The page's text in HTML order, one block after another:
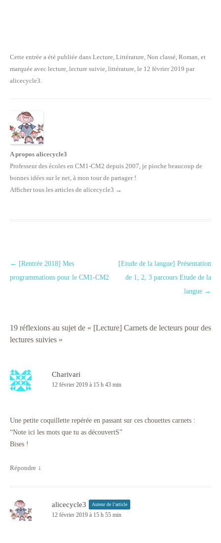
Cette entrée a été publiée dans Lecture, Littérature, Non classé, Roman, et
marquée avec lecture, lecture suivie, littérature, le 12 février 2019 par
alicecycle3.
A propos alicecycle3
Professeur des écoles en CM1-CM2 depuis 2007, je pioche beaucoup de
bonnes idées sur le net, à mon tour de partager !
Afficher tous les articles de alicecycle3 →
Navigation des articles
← [Rentrée 2018] Mes
programmations pour le CM1-CM2
[Etude de la langue] Présentation
de 1, 2, 3 parcours Etude de la
langue →
19 réflexions au sujet de « [Lecture] Carnets de lecteurs pour des
lectures suivies »
Charivari
12 février 2019 à 15 h 43 min
Une petite coquillette repérée en passant sur ces chouettes carnets :
“Note ici les mots que tu as découvertS”
Bises !
Répondre ↓
alicecycle3 Auteur de l’article
12 février 2019 à 15 h 55 min